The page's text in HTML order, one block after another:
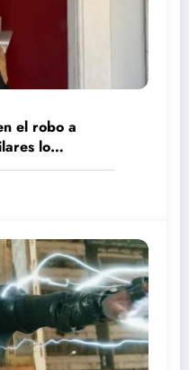
el robo a
lo